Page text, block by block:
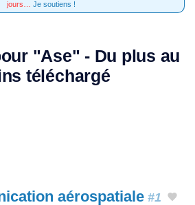
jours… Je soutiens !
"Ase" - Du plus au
téléchargé
aérospatiale #1